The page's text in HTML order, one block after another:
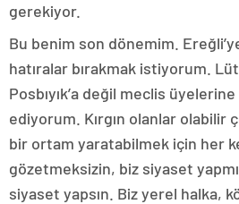
gerekiyor.
Bu benim son dönemim.
hatıralar bırakmak istiyorum.
Posbıyık’a değil meclis
ediyorum. Kırgın olanlar olabilir
bir ortam yaratabilmek için her
gözetmeksizin, biz siyaset
siyaset yapsın. Biz yerel halka,